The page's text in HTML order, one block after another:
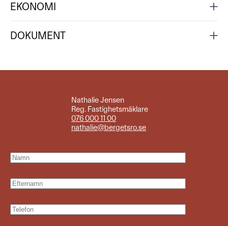
EKONOMI
DOKUMENT
Nathalie Jensen
Reg. Fastighetsmäklare
076 000 11 00
nathalie@bergetsro.se